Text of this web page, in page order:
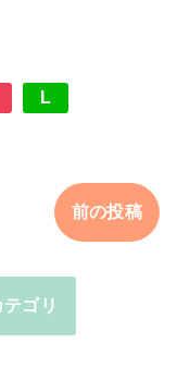
L
前の投稿
ゴリ